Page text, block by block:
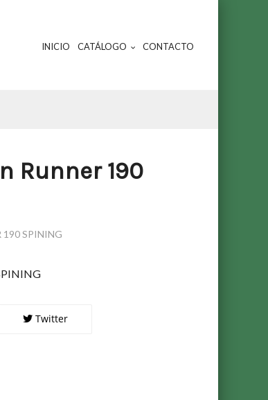
INICIO CATÁLOGO CONTACTO
Runner 190
190 SPINING
Twitter